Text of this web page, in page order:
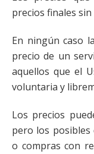
precios finales
En ningún caso
precio de un
aquellos que el
voluntaria y
Los precios
pero los posibles
o compras con